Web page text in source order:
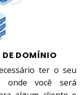
DE DOMÍNIO
ter o seu
você será